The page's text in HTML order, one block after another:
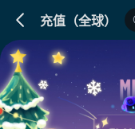
充值（全球）